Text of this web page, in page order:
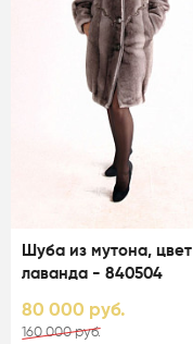
Шуба из мутона, цвет
лаванда - 840504
80 000 руб.
160 000 руб.